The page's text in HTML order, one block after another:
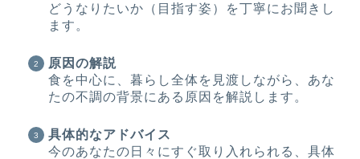
どうなりたいか（目指す姿）を丁寧にお聞きし
ます。
原因の解説
食を中心に、暮らし全体を見渡しながら、あな
たの不調の背景にある原因を解説します。
具体的なアドバイス
今のあなたの日々にすぐ取り入れられる、具体